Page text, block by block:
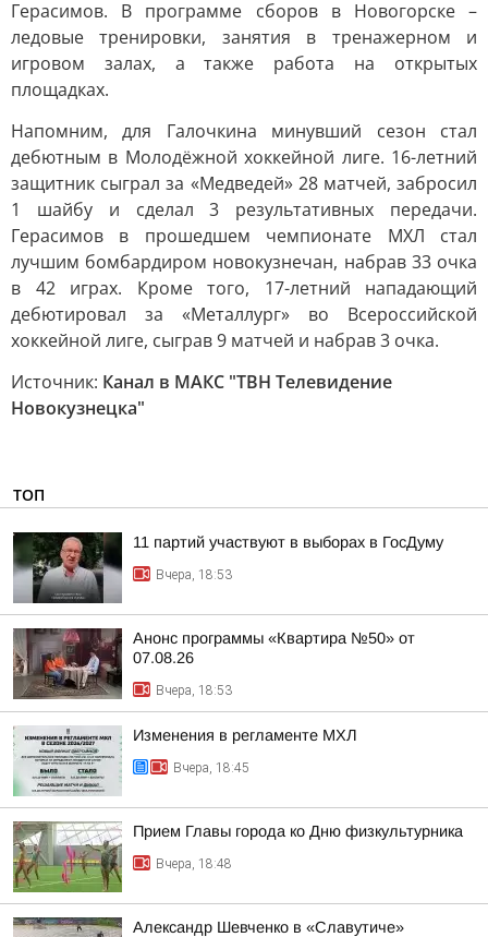
Герасимов. В программе сборов в Новогорске –
ледовые тренировки, занятия в тренажерном и
игровом залах, а также работа на открытых
площадках.
Напомним, для Галочкина минувший сезон стал
дебютным в Молодёжной хоккейной лиге. 16-летний
защитник сыграл за «Медведей» 28 матчей, забросил
1 шайбу и сделал 3 результативных передачи.
Герасимов в прошедшем чемпионате МХЛ стал
лучшим бомбардиром новокузнечан, набрав 33 очка
в 42 играх. Кроме того, 17-летний нападающий
дебютировал за «Металлург» во Всероссийской
хоккейной лиге, сыграв 9 матчей и набрав 3 очка.
Источник: Канал в МАКС "ТВН Телевидение
Новокузнецка"
ТОП
11 партий участвуют в выборах в ГосДуму
Вчера, 18:53
Анонс программы «Квартира №50» от
07.08.26
Вчера, 18:53
Изменения в регламенте МХЛ
Вчера, 18:45
Прием Главы города ко Дню физкультурника
Вчера, 18:48
Александр Шевченко в «Славутиче»